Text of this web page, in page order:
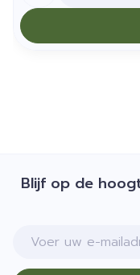
Blijf op de
E-mail adres